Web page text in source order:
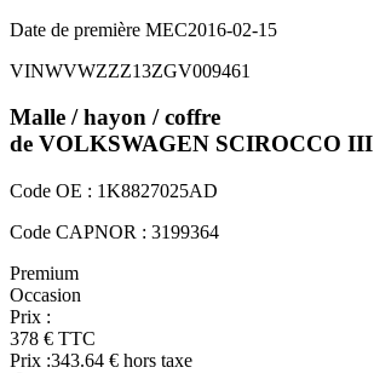
Date de première MEC2016-02-15
VINWVWZZZ13ZGV009461
Malle / hayon / coffre
de VOLKSWAGEN SCIROCCO III
Code OE : 1K8827025AD
Code CAPNOR : 3199364
Premium
Occasion
Prix :
378 € TTC
Prix :343.64 € hors taxe